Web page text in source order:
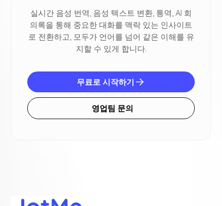
실시간 음성 번역, 음성 텍스트 변환, 통역, AI 회
의록을 통해 중요한 대화를 맥락 있는 인사이트
로 전환하고, 모두가 언어를 넘어 같은 이해를 유
지할 수 있게 합니다.
무료로 시작하기
영업팀 문의